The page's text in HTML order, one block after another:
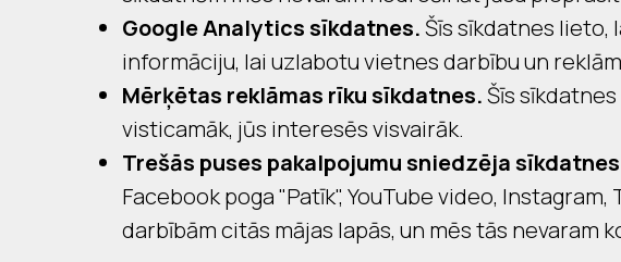
Google Analytics sīkdatnes.Šīs sīkdatnes lieto,
informāciju, lai uzlabotu vietnes darbību un
Mērķētas reklāmas rīku sīkdatnes.Šīs
visticamāk, jūs interesēs visvairāk.
Trešās puses pakalpojumu sniedzēja
Facebook poga "Patīk", YouTube video,
darbībām citās mājas lapās, un mēs tās nevaram